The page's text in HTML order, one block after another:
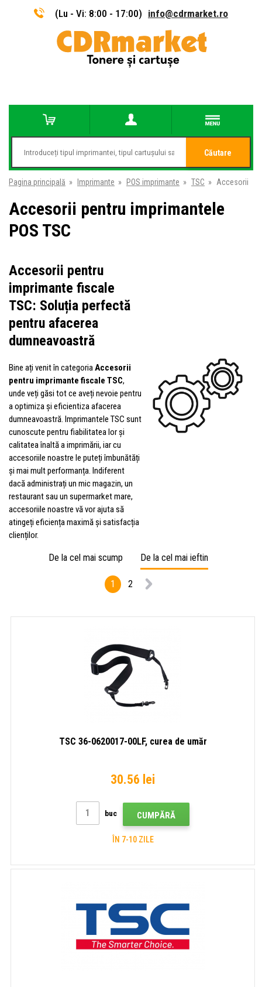
(Lu - Vi: 8:00 - 17:00) info@cdrmarket.ro
Căutare
Pagina principală » Imprimante » POS imprimante » TSC » Accesorii
Accesorii pentru imprimantele
POS TSC
Accesorii pentru
imprimante fiscale
TSC: Soluția perfectă
pentru afacerea
dumneavoastră
Bine ați venit în categoriaAccesorii
pentru imprimante fiscale TSC,
unde veți găsi tot ce aveți nevoie pentru
a optimiza și eficientiza afacerea
dumneavoastră. Imprimantele TSC sunt
cunoscute pentru fiabilitatea lor și
calitatea înaltă a imprimării, iar cu
accesoriile noastre le puteți îmbunătăți
și mai mult performanța. Indiferent
dacă administrați un mic magazin, un
restaurant sau un supermarket mare,
accesoriile noastre vă vor ajuta să
atingeți eficiența maximă și satisfacția
clienților.
De la cel mai scump De la cel mai ieftin
1 2
TSC 36-0620017-00LF, curea de umăr
30.56 lei
buc CUMPĂRĂ
ÎN 7-10 ZILE